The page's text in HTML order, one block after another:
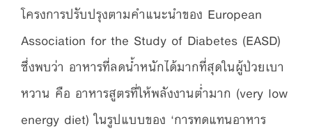
โครงการปรับปรุงตามคำแนะนำของ European
Association for the Study of Diabetes (EASD)
ซึ่งพบว่า อาหารที่ลดน้ำหนักได้มากที่สุดในผู้ป่วยเบา
หวาน คือ อาหารสูตรที่ให้พลังงานต่ำมาก (very low
energy diet) ในรูปแบบของ ‘การทดแทนอาหาร